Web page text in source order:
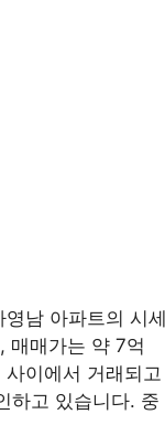
남 아파트의 시세
매매가는 약 7억
이에서 거래되고
하고 있습니다. 중